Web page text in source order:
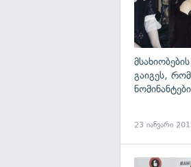
გაიგეს,
23 იანვარი